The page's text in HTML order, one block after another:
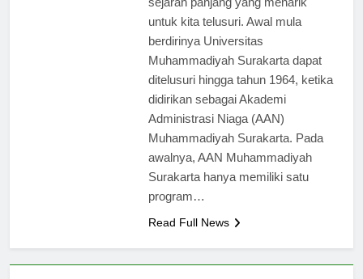
sejarah panjang yang menarik
untuk kita telusuri. Awal mula
berdirinya Universitas
Muhammadiyah Surakarta dapat
ditelusuri hingga tahun 1964, ketika
didirikan sebagai Akademi
Administrasi Niaga (AAN)
Muhammadiyah Surakarta. Pada
awalnya, AAN Muhammadiyah
Surakarta hanya memiliki satu